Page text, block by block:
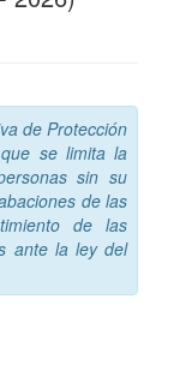
de Protección
se limita la
sin su
de las
de las
ante la ley del